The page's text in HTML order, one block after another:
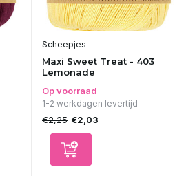
Scheepjes
Maxi Sweet Treat - 403
Lemonade
Op voorraad
1-2 werkdagen levertijd
€2,25 €2,03